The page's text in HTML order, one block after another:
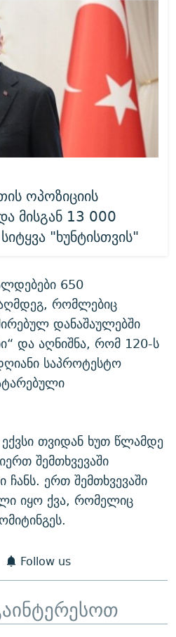
ოპოზიციის
მისგან 13 000
"ხუნტისთვის"
650
რომლებიც
დანაშაულებში
და აღნიშნა, რომ 120-ს
საპროტესტო
თვიდან ხუთ წლამდე
შემთხვევაში
ჩანს. ერთ შემთხვევაში
იყო ქვა, რომელიც
Follow us